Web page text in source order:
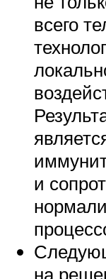
всего
и
на